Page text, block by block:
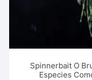
Spinnerbait O
Especies